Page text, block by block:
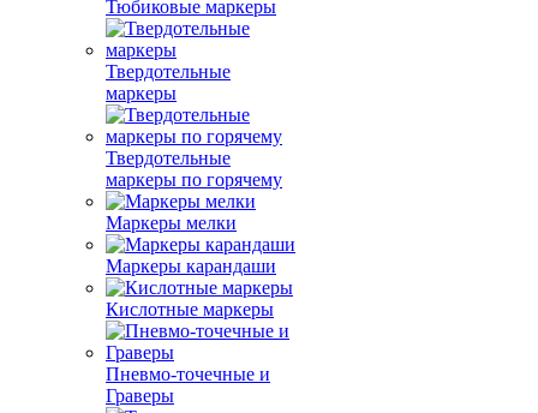
Тюбиковые маркеры
Твердотельные
маркеры
Твердотельные
маркеры по горячему
Маркеры мелки
Маркеры карандаши
Кислотные маркеры
Пневмо-точечные и
Граверы